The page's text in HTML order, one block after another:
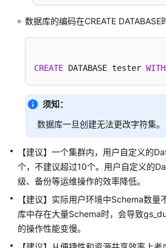
_V2.0-
8.x）
据
统
述
据
库
安
全
数据库的编码在CREATE DATABASE
CREATE DATABASE tester WITH
须知：
数据库一旦创建无法更改字符集。
【建议】一个集群内，用户自定义的
个，不建议超过10个。用户自定义的
级、备份等运维操作的效率降低。
【建议】实际用户环境中Schema数
库中存在大量Schema时，会导致
的操作性能变慢。